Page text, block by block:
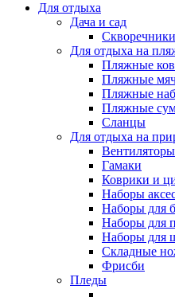
Для отдыха
Дача и сад
Скворечники
Для отдыха на
Пляжные
Пляжные
Пляжные
Пляжные
Сланцы
Для отдыха на
Гамаки
Коврики и
Наборы
Наборы для
Наборы для
Наборы для
Складные
Фрисби
Пледы